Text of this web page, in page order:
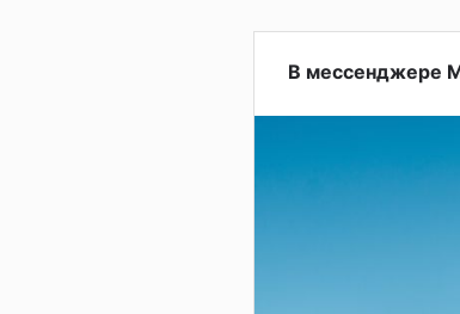
В мессенджере